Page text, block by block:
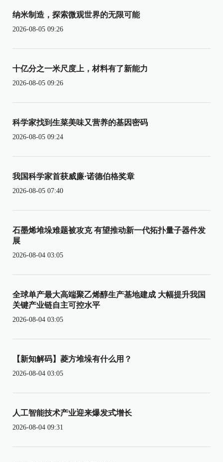
纳米制造，探索微观世界的无限可能
2026-08-05 09:26
十亿分之一米尺度上，材料有了新能力
2026-08-05 09:26
科学家找到生菜美味又营养的基因密码
2026-08-05 09:24
我国科学家首获威廉·诺德伯格奖章
2026-08-05 07:40
石墨烯堆垛难题被攻克 有望推动新一代拓扑量子器件发
展
2026-08-04 03:05
全球单产最大高端聚乙烯醇生产基地建成 大幅提升我国
关键产业链自主可控水平
2026-08-04 03:05
【新知解码】菱方堆垛有什么用？
2026-08-04 03:05
人工智能技术产业迎来爆发式增长
2026-08-04 09:31